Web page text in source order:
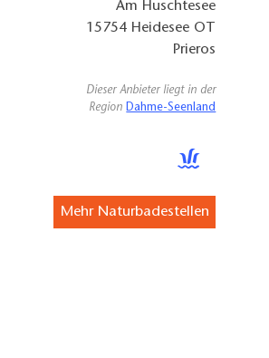
Am Huschtesee
15754 Heidesee OT
Prieros
Dieser Anbieter liegt in der
Region Dahme-Seenland
Mehr Naturbadestellen